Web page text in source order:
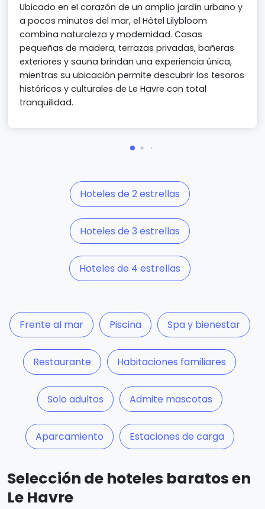
Ubicado en el corazón de un amplio jardín urbano y
a pocos minutos del mar, el Hôtel Lilybloom
combina naturaleza y modernidad. Casas
pequeñas de madera, terrazas privadas, bañeras
exteriores y sauna brindan una experiencia única,
mientras su ubicación permite descubrir los tesoros
históricos y culturales de Le Havre con total
tranquilidad.
Hoteles de 2 estrellas
Hoteles de 3 estrellas
Hoteles de 4 estrellas
Frente al mar Piscina Spa y bienestar
Restaurante Habitaciones familiares
Solo adultos Admite mascotas
Aparcamiento Estaciones de carga
Selección de hoteles baratos en
Le Havre